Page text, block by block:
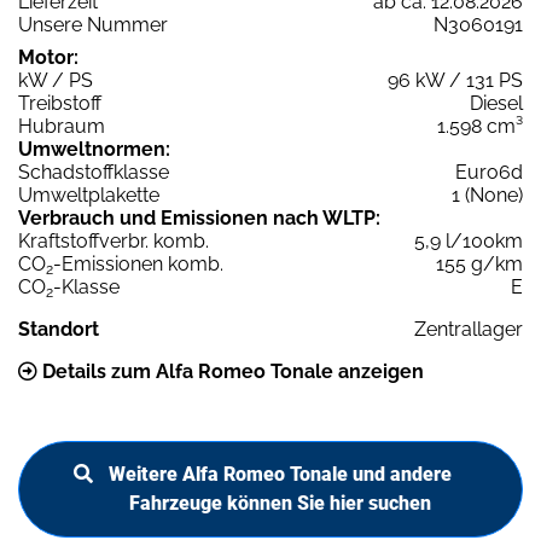
Unsere Nummer
N3060191
Motor:
kW / PS
96 kW / 131 PS
Treibstoff
Diesel
Hubraum
1.598 cm³
Umweltnormen:
Schadstoffklasse
Euro6d
Umweltplakette
1 (None)
Verbrauch und Emissionen nach WLTP:
Kraftstoffverbr. komb.
5,9 l/100km
CO2-Emissionen komb.
155 g/km
CO2-Klasse
E
Standort
Zentrallager
Details zum Alfa Romeo Tonale anzeigen
Weitere Alfa Romeo Tonale und andere
Fahrzeuge können Sie hier suchen